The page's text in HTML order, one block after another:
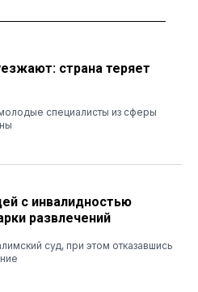
страна теряет
специалисты из сферы
с инвалидностью
развлечений
суд, при этом отказавшись